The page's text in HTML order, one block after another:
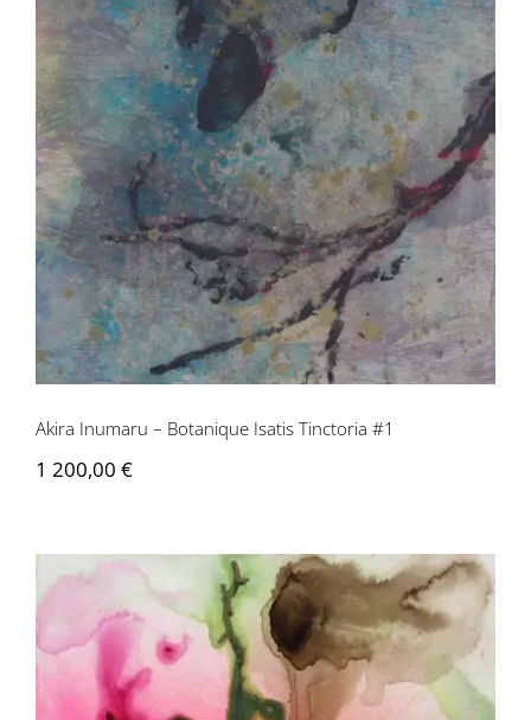
Akira Inumaru – Botanique Isatis
Tinctoria #1
Akira Inumaru – Botanique Isatis Tinctoria #1
1 200,00 €